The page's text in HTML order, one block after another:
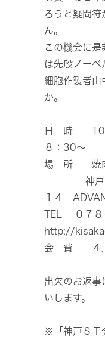
ろうと疑問符
ん。
この機会に是
は先般ノーベ
細胞作製者山
か。
日 時 10月
８：30～
場 所 焼肉
神戸市兵
１４
TEL ０７８
http://
会 費 ４，
出欠のお返
いします。
※「神戸ＳＴ